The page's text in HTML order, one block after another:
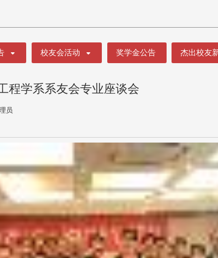
校友会活动 奖学金公告 杰出校友
程学系系友会专业座谈会
员